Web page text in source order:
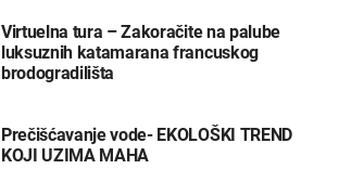
Virtuelna tura – Zakoračite na palube
luksuznih katamarana francuskog
brodogradilišta
Prečišćavanje vode- EKOLOŠKI TREND
KOJI UZIMA MAHA